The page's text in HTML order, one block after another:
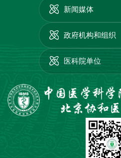
新闻媒体
政府机构和组织
医科院单位